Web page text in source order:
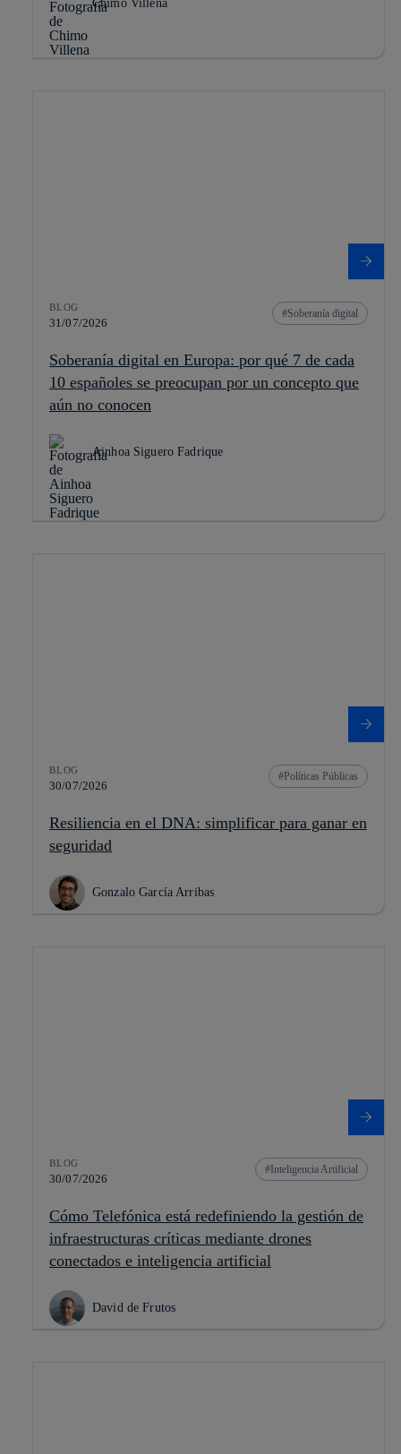
Chimo Villena
BLOG
31/07/2026
Soberanía digital
Soberanía digital en Europa: por qué 7 de cada
10 españoles se preocupan por un concepto que
aún no conocen
Ainhoa Siguero Fadrique
BLOG
30/07/2026
Políticas Públicas
Resiliencia en el DNA: simplificar para ganar en
seguridad
Gonzalo García Arribas
BLOG
30/07/2026
Inteligencia Artificial
Cómo Telefónica está redefiniendo la gestión de
infraestructuras críticas mediante drones
conectados e inteligencia artificial
David de Frutos